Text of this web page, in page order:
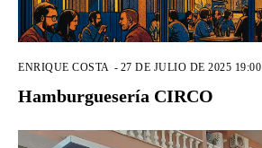
ENRIQUE COSTA - 27 DE JULIO DE 2025 19:00
Hamburguesería CIRCO